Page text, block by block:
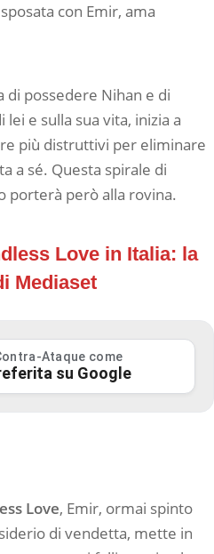
con Emir, ama
di possedere Nihan e di
e sulla sua vita, inizia a
più distruttivi per eliminare
a sé. Questa spirale di
porterà però alla rovina.
Love in Italia: la
Mediaset
Ataque come
su Google
Love, Emir, ormai spinto
di vendetta, mette in